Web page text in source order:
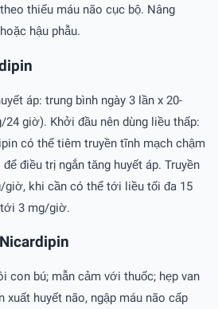
thiếu máu não cục bộ. Nâng
hậu phẫu.
áp: trung bình ngày 3 lần x 20-
giờ). Khởi đầu nên dùng liều thấp:
có thể tiêm truyền tĩnh mạch chậm
điều trị ngắn tăng huyết áp. Truyền
giờ, khi cần có thể tới liều tối đa 15
3 mg/giờ.
con bú; mẫn cảm với thuốc; hẹp van
xuất huyết não, ngập máu não cấp